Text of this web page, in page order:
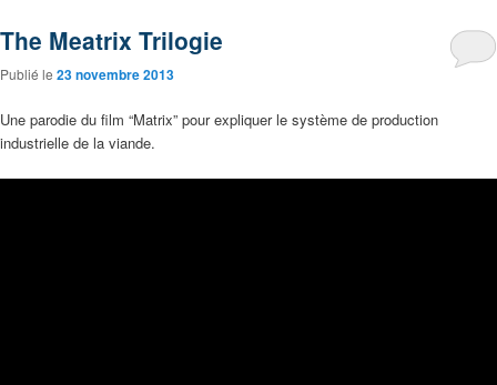
The Meatrix Trilogie
Publié le 23 novembre 2013
Une parodie du film “Matrix” pour expliquer le système de production
industrielle de la viande.